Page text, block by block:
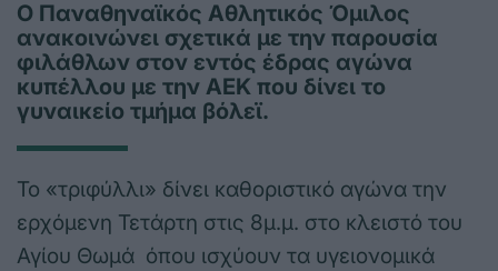
Ο Παναθηναϊκός Αθλητικός Όμιλος
ανακοινώνει σχετικά με την παρουσία
φιλάθλων στον εντός έδρας αγώνα
κυπέλλου με την ΑΕΚ που δίνει το
γυναικείο τμήμα βόλεϊ.
Το «τριφύλλι» δίνει καθοριστικό αγώνα την
ερχόμενη Τετάρτη στις 8μ.μ. στο κλειστό του
Αγίου Θωμά όπου ισχύουν τα υγειονομικά